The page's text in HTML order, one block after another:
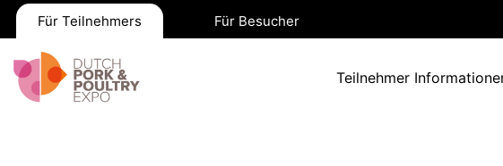
Für Teilnehmers Für Besucher
Teilnehmer